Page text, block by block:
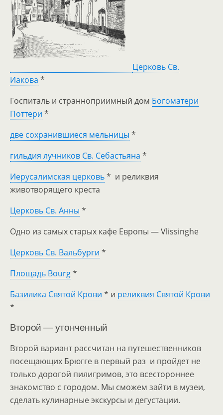
Церковь Св.
Иакова *
Госпиталь и странноприимный дом Богоматери
Поттери *
две сохранившиеся мельницы *
гильдия лучников Св. Себастьяна *
Иерусалимская церковь* и реликвия
животворящего креста
Церковь Св. Анны *
Одно из самых старых кафе Европы — Vlissinghe
Церковь Св. Вальбурги *
Площадь Bourg*
Базилика Святой Крови * и реликвия Святой Крови
*
Второй — утонченный
Второй вариант рассчитан на путешественников
посещающих Брюгге в первый раз и пройдет не
только дорогой пилигримов, это всестороннее
знакомство с городом. Мы сможем зайти в музеи,
сделать кулинарные экскурсы и дегустации.